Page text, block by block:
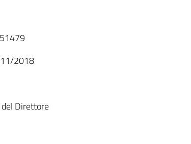
51479
2018
Direttore